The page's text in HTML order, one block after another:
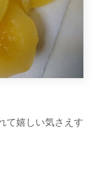
て嬉しい気さえす